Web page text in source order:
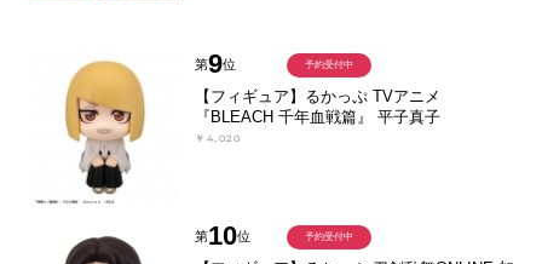
第9位
【フィギュア】るかっぷ TVアニメ
『BLEACH 千年血戦篇』 平子真子
￥4,020
予約受付中
第10位 予約受付中